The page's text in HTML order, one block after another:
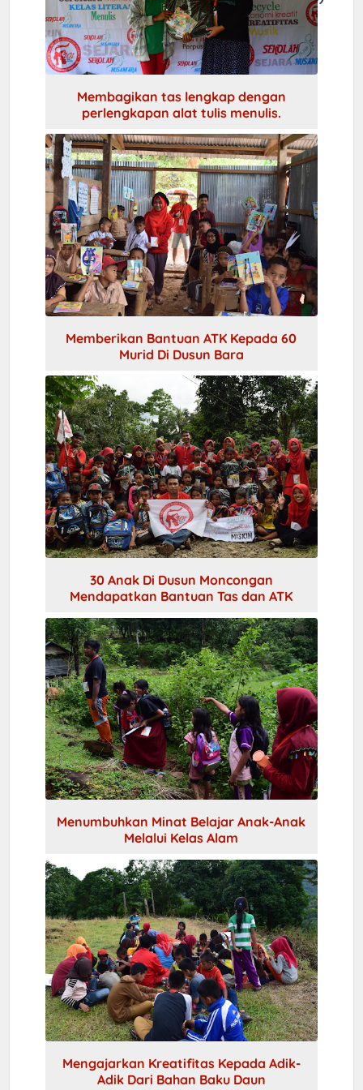
dan 085339012548 (Kak Sri)
Membagikan tas lengkap dengan
perlengkapan alat tulis menulis.
Memberikan Bantuan ATK Kepada 60
Murid Di Dusun Bara
30 Anak Di Dusun Moncongan
Mendapatkan Bantuan Tas dan ATK
Menumbuhkan Minat Belajar Anak-Anak
Melalui Kelas Alam
Mengajarkan Kreatifitas Kepada Adik-
Adik Dari Bahan Baku Daun